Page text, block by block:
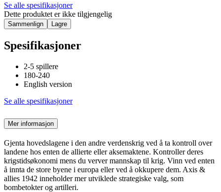
Se alle spesifikasjoner
Dette produktet er ikke tilgjengelig
Sammenlign Lagre
Spesifikasjoner
2-5 spillere
180-240
English version
Se alle spesifikasjoner
Mer informasjon
Gjenta hovedslagene i den andre verdenskrig ved å ta kontroll over
landene hos enten de allierte eller aksemaktene. Kontroller deres
krigstidsøkonomi mens du verver mannskap til krig. Vinn ved enten
å innta de store byene i europa eller ved å okkupere dem. Axis &
allies 1942 inneholder mer utviklede strategiske valg, som
bombetokter og artilleri.